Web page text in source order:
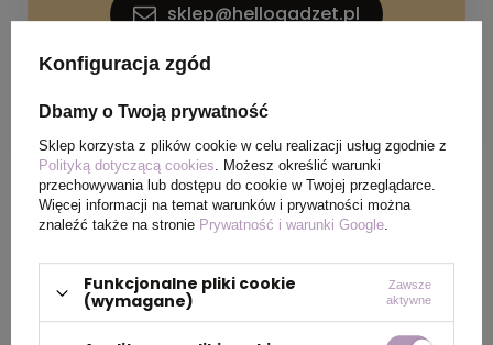
sklep@hellogadzet.pl
SPECYFIKACJA PRODUKTU
biały
Konfiguracja zgód
Dbamy o Twoją prywatność
Sklep korzysta z plików cookie w celu realizacji usług zgodnie z
Polityką dotyczącą cookies. Możesz określić warunki
przechowywania lub dostępu do cookie w Twojej przeglądarce.
Więcej informacji na temat warunków i prywatności można
znaleźć także na stronie Prywatność i warunki Google.
Funkcjonalne pliki cookie
(wymagane)
Zawsze
aktywne